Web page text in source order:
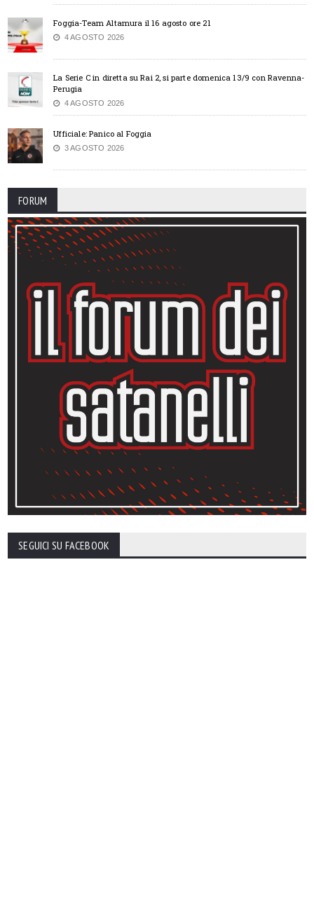
Foggia-Team Altamura il 16 agosto ore 21
4 AGOSTO 2026
La Serie C in diretta su Rai 2, si parte domenica 13/9 con Ravenna-
Perugia
4 AGOSTO 2026
Ufficiale: Panico al Foggia
3 AGOSTO 2026
FORUM
SEGUICI SU FACEBOOK